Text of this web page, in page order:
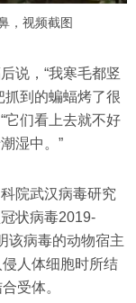
，视频截图
说，“我寒毛都竖
抓到的蝙蝠烤了很
它们看上去就不好
湿中。”
院武汉病毒研究
状病毒2019-
该病毒的动物宿主
人体细胞时所结
受体。